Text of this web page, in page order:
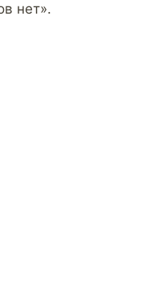
нет».